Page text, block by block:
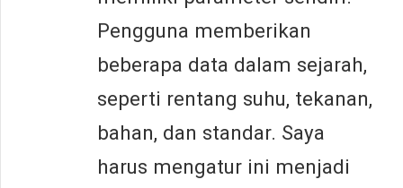
Pengguna memberikan
beberapa data dalam sejarah,
seperti rentang suhu, tekanan,
bahan, dan standar. Saya
harus mengatur ini menjadi